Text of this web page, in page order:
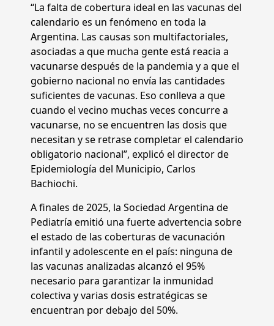
“La falta de cobertura ideal en las vacunas del
calendario es un fenómeno en toda la
Argentina. Las causas son multifactoriales,
asociadas a que mucha gente está reacia a
vacunarse después de la pandemia y a que el
gobierno nacional no envía las cantidades
suficientes de vacunas. Eso conlleva a que
cuando el vecino muchas veces concurre a
vacunarse, no se encuentren las dosis que
necesitan y se retrase completar el calendario
obligatorio nacional”, explicó el director de
Epidemiología del Municipio, Carlos
Bachiochi.
A finales de 2025, la Sociedad Argentina de
Pediatría emitió una fuerte advertencia sobre
el estado de las coberturas de vacunación
infantil y adolescente en el país: ninguna de
las vacunas analizadas alcanzó el 95%
necesario para garantizar la inmunidad
colectiva y varias dosis estratégicas se
encuentran por debajo del 50%.